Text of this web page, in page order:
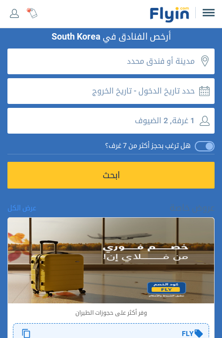
أرخص الفنادق في South Korea
حدد تاريخ الدخول - تاريخ الخروج
1 غرفة, 2 الضيوف
هل ترغب بحجز أكثر من 7 غرف؟
ابحث
عروض خاصة عرض الكل
وفر أكثر على حجوزات الطيران
FLY